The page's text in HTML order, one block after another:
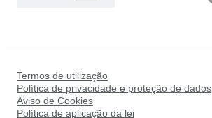
Termos de utilização
Política de privacidade e proteção de dados
Aviso de Cookies
Política de aplicação da lei